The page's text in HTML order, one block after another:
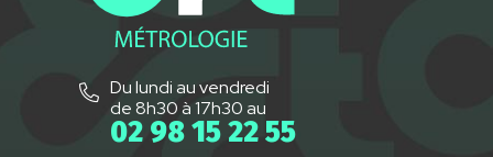
Du lundi au vendredi
de 8h30 à 17h30 au
02 98 15 22 55